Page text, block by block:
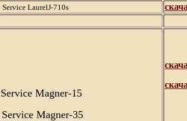
710s
Service Magner-15
35